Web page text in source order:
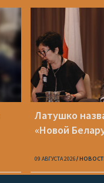
Латушко
«Новой
09 АВГУСТА 2026